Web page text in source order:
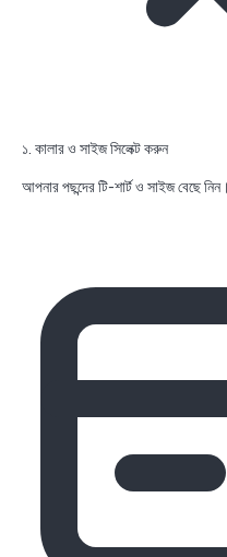
১. কালার ও সাইজ সিলেক্ট করুন
আপনার পছন্দের টি-শার্ট ও সাইজ বেছে নিন।